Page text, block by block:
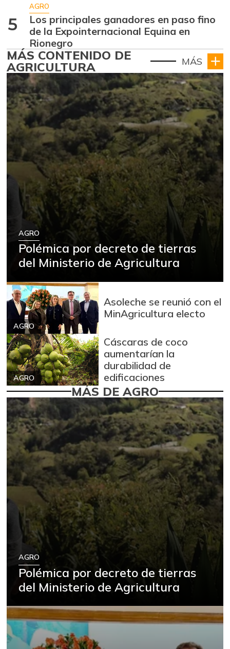
5
AGRO
Los principales ganadores en paso fino
de la Expointernacional Equina en
Rionegro
MÁS CONTENIDO DE
AGRICULTURA MÁS
AGRO
Polémica por decreto de tierras
del Ministerio de Agricultura
AGRO
Asoleche se reunió con el
MinAgricultura electo
AGRO
Cáscaras de coco
aumentarían la
durabilidad de
edificaciones
MÁS DE AGRO
AGRO
Polémica por decreto de tierras
del Ministerio de Agricultura